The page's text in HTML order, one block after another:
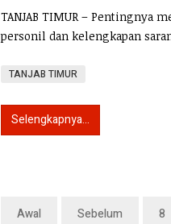
TANJAB TIMUR – Pentingnya
personil dan kelengkapan
TANJAB TIMUR
Selengkapnya...
Awal Sebelum 8